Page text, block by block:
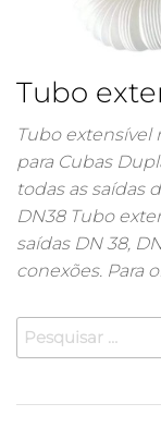
Tubo
Tubo
para Cubas
todas as saídas
DN38 Tubo
saídas DN 38,
conexões. Para
Pesquisar
por: